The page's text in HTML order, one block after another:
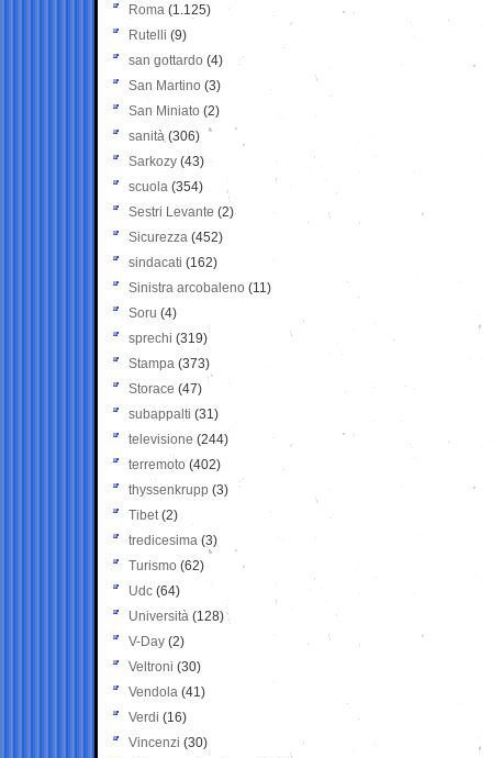
Roma (1.125)
Rutelli (9)
san gottardo (4)
San Martino (3)
San Miniato (2)
sanità (306)
Sarkozy (43)
scuola (354)
Sestri Levante (2)
Sicurezza (452)
sindacati (162)
Sinistra arcobaleno (11)
Soru (4)
sprechi (319)
Stampa (373)
Storace (47)
subappalti (31)
televisione(244)
terremoto (402)
thyssenkrupp (3)
Tibet(2)
tredicesima (3)
Turismo (62)
Udc (64)
Università (128)
V-Day (2)
Veltroni (30)
Vendola (41)
Verdi (16)
Vincenzi (30)